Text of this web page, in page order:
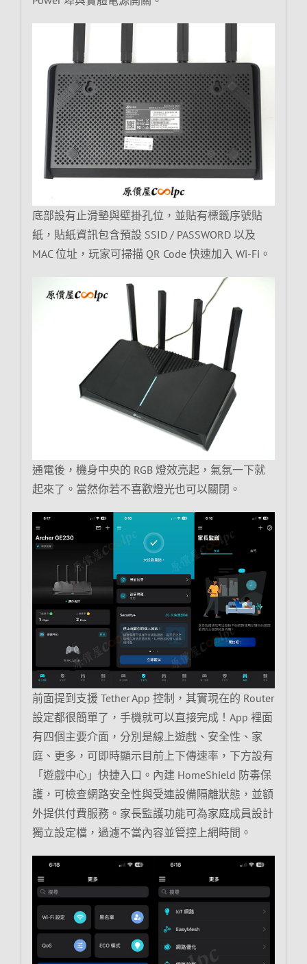
底部設有止滑墊與壁掛孔位，並貼有標籤序號貼
紙，貼紙資訊包含預設 SSID / PASSWORD 以及
MAC 位址，玩家可掃描 QR Code 快速加入 Wi-Fi。
通電後，機身中央的 RGB 燈效亮起，氣氛一下就
起來了。當然你若不喜歡燈光也可以關閉。
前面提到支援 Tether App 控制，其實現在的 Router
設定都很簡單了，手機就可以直接完成！App 裡面
有四個主要介面，分別是線上遊戲、安全性、家
庭、更多，可即時顯示目前上下傳速率，下方設有
「遊戲中心」快捷入口。內建 HomeShield 防毒保
護，可檢查網路安全性與受連設備隔離狀態，並額
外提供付費服務。家長監護功能可為家庭成員設計
獨立設定檔，過濾不當內容並管控上網時間。